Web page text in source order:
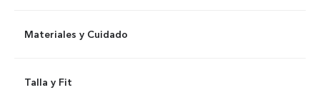
Materiales y Cuidado
Talla y Fit